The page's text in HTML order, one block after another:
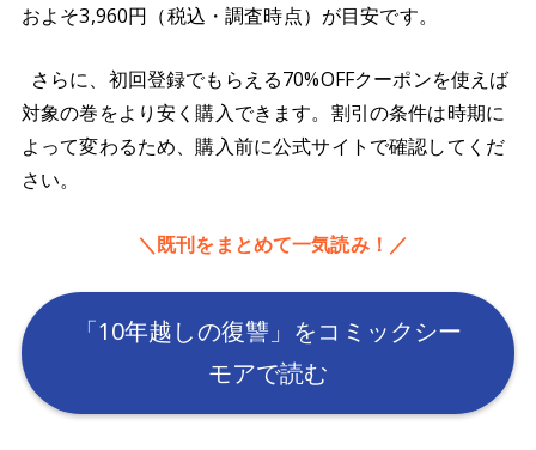
およそ3,960円（税込・調査時点）が目安です。
さらに、初回登録でもらえる70%OFFクーポンを使えば
対象の巻をより安く購入できます。割引の条件は時期に
よって変わるため、購入前に公式サイトで確認してくだ
さい。
＼既刊をまとめて一気読み！／
「10年越しの復讐」をコミックシー
モアで読む